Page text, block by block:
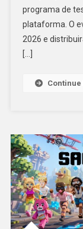
programa de
plataforma. O
2026 e
[…]
Continue